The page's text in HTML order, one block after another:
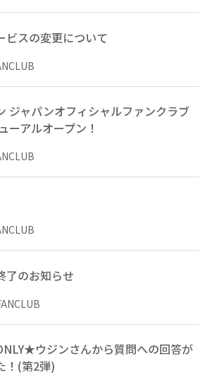
ビスの変更について
ジャパンオフィシャルファンクラブ
ーアルオープン！
了のお知らせ
ウジンさんから質問への回答が
！(第2弾)